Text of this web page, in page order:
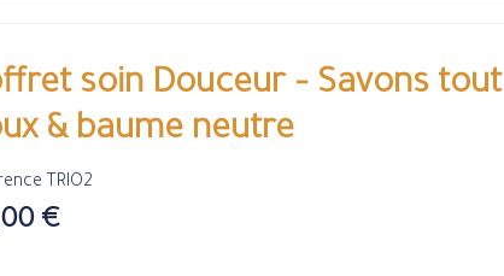
soin Douceur – Savons tout
& baume neutre
TRIO2
€